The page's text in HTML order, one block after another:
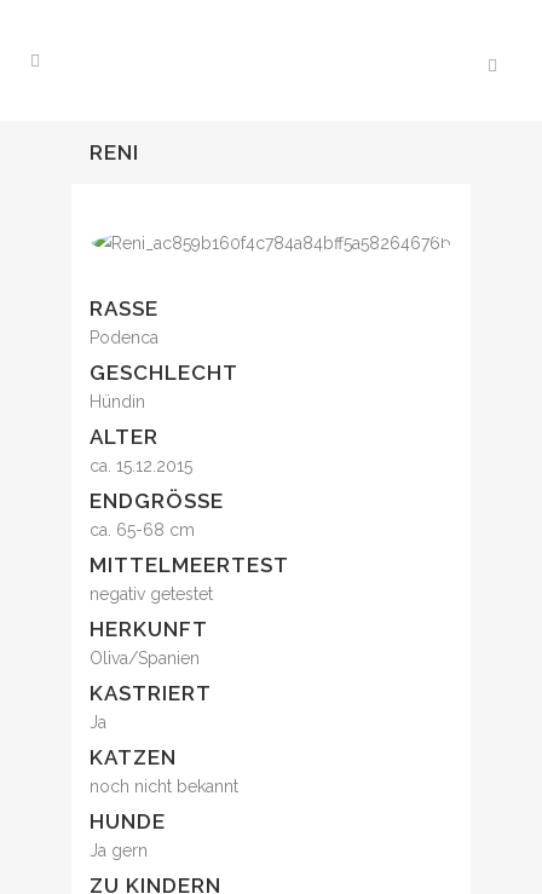
RENI
RASSE
Podenca
GESCHLECHT
Hündin
ALTER
ca. 15.12.2015
ENDGRÖSSE
ca. 65-68 cm
MITTELMEERTEST
negativ getestet
HERKUNFT
Oliva/Spanien
KASTRIERT
Ja
KATZEN
noch nicht bekannt
HUNDE
Ja gern
ZU KINDERN